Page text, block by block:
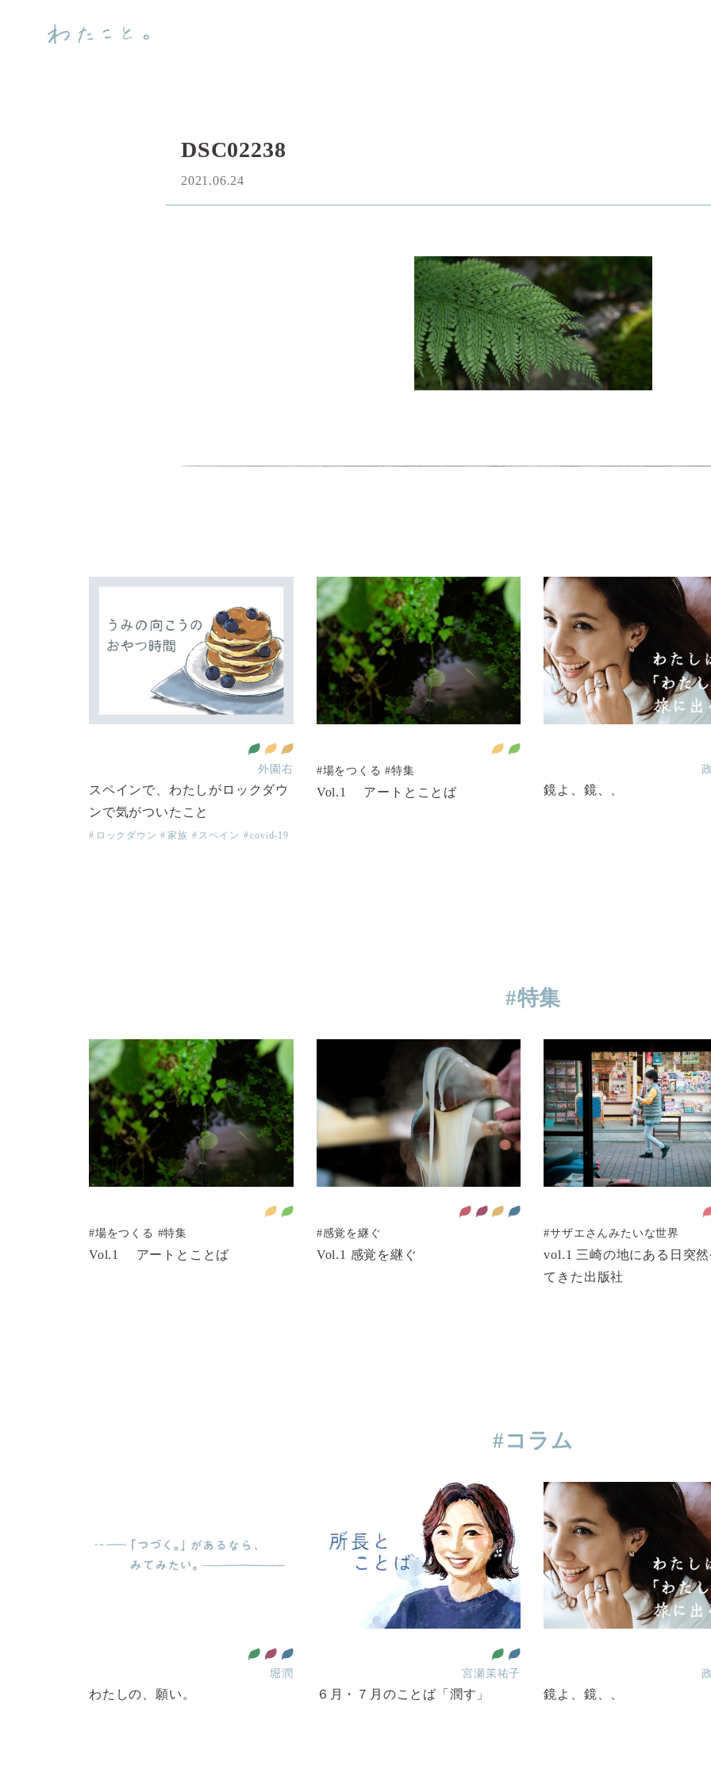
DSC02238
2021.06.24
外園右
スペインで、わたしがロックダウ
ンで気がついたこと
ロックダウン 家族 スペイン covid-19
#場をつくる #特集
Vol.1 アートとことば 鏡よ、鏡、、
全ての人に健康と福祉を
働きがいも 経済成長も
平和と公正をすべての人に
#特集
#場をつくる #特集
Vol.1 アートとことば
#感覚を継ぐ
Vol.1 感覚を継ぐ
#サザエさんみたいな世界
vol.1 三崎の地にある日突
てきた出版社
#コラム
堀潤
わたしの、願い。
宮瀬茉祐子
６月・７月のことば「潤す」 鏡よ、鏡、、
全ての人に健康と福祉を
住み続けられるまちづくりを
作る責任 つかう責任